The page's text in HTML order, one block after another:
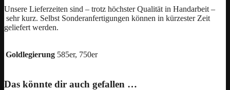
Unsere Lieferzeiten sind – trotz höchster Qualität in Handarbeit –
sehr kurz. Selbst Sonderanfertigungen können in kürzester Zeit
geliefert werden.
Goldlegierung 585er, 750er
Das könnte dir auch gefallen …